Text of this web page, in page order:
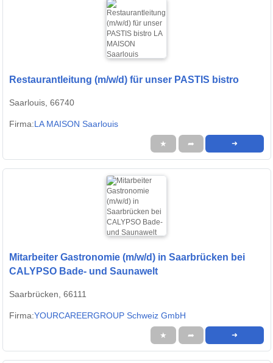
Restaurantleitung (m/w/d) für unser PASTIS bistro
Saarlouis, 66740
Firma:LA MAISON Saarlouis
★ ➦ ➜
Mitarbeiter Gastronomie (m/w/d) in Saarbrücken bei
CALYPSO Bade- und Saunawelt
Saarbrücken, 66111
Firma:YOURCAREERGROUP Schweiz GmbH
★ ➦ ➜